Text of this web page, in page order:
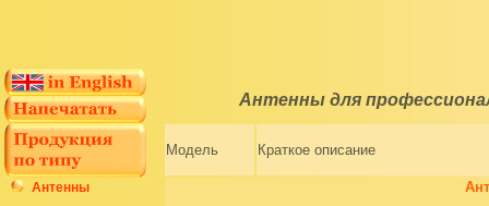
Антенны
Антенны для
Модель Краткое описание